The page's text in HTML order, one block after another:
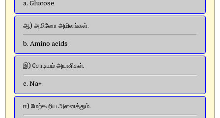
a. Glucose
ஆ) அமினோ அமிலங்கள்.
b. Amino acids
இ) சோடியம் அயனிகள்.
c. Na+
ஈ) மேற்கூறிய அனைத்தும்.